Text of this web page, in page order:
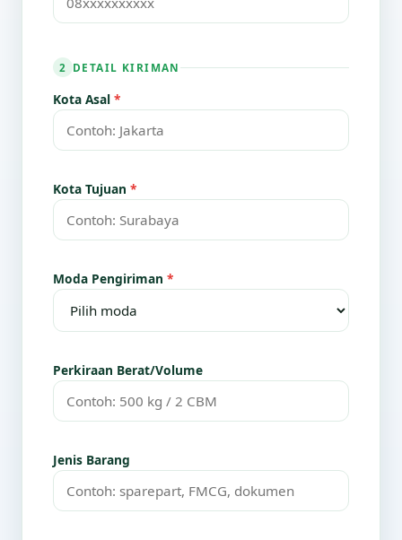
2 DETAIL KIRIMAN
Kota Asal *
Kota Tujuan *
Moda Pengiriman *
Perkiraan Berat/Volume
Jenis Barang